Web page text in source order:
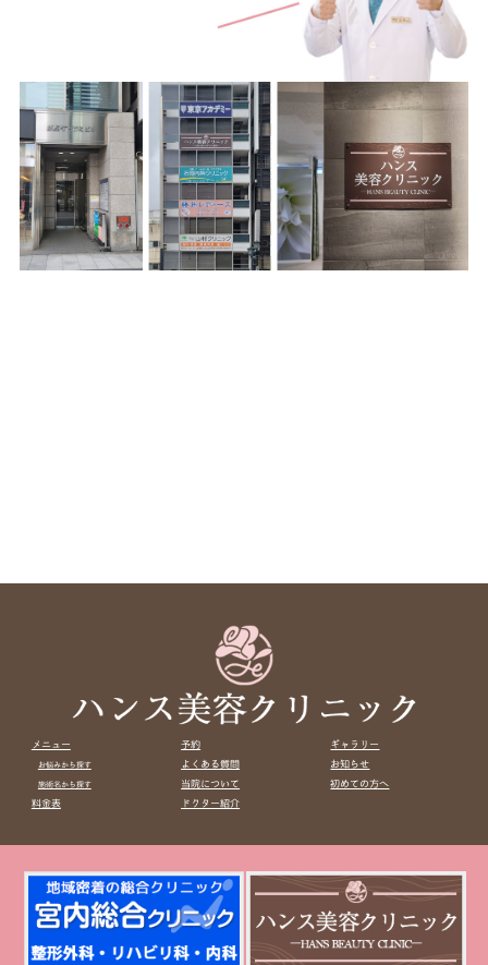
メニュー
お悩みから探す
施術名から探す
料金表
予約
よくある質問
当院について
ドクター紹介
ギャラリー
お知らせ
初めての方へ